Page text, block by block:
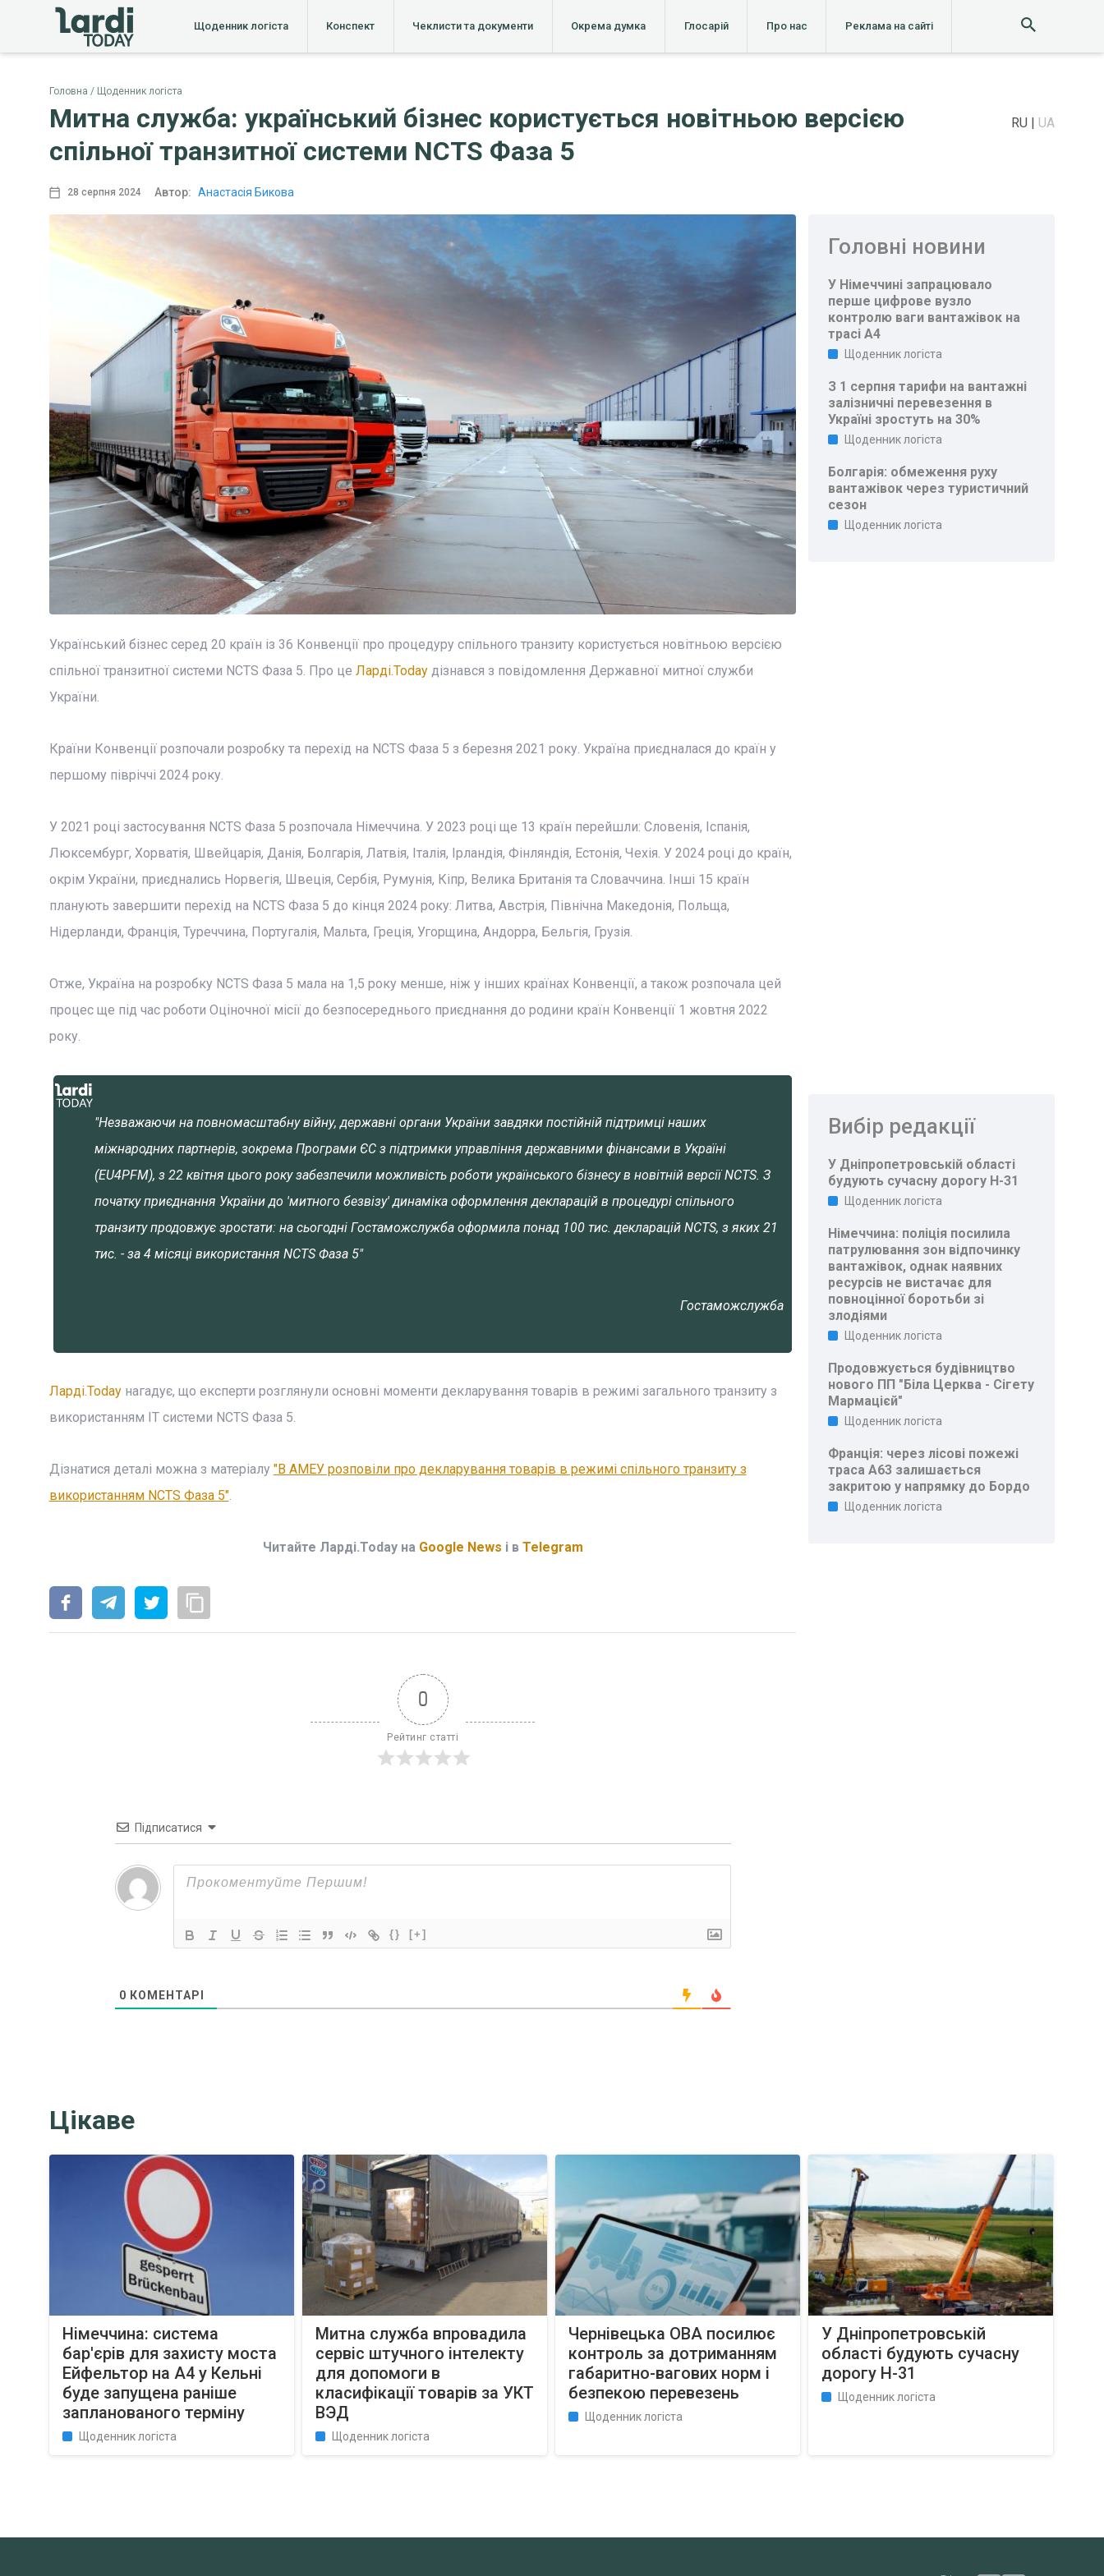
Щоденник логіста Конспект Чеклисти та документи Окрема думка Глосарій Про нас Реклама на сайті
Головна Щоденник логіста
Митна служба: український бізнес користується новітньою версією
спільної транзитної системи NCTS Фаза 5
RU UA
28 серпня 2024 Автор: Анастасія Бикова
Український бізнес серед 20 країн із 36 Конвенції про процедуру спільного транзиту користується новітньою версією
спільної транзитної системи NCTS Фаза 5. Про це Ларді.Todayдізнався з повідомлення Державної митної служби
України.
Країни Конвенції розпочали розробку та перехід на NCTS Фаза 5 з березня 2021 року. Україна приєдналася до країн у
першому півріччі 2024 року.
У 2021 році застосування NCTS Фаза 5 розпочала Німеччина. У 2023 році ще 13 країн перейшли: Словенія, Іспанія,
Люксембург, Хорватія, Швейцарія, Данія, Болгарія, Латвія, Італія, Ірландія, Фінляндія, Естонія, Чехія. У 2024 році до країн,
окрім України, приєднались Норвегія, Швеція, Сербія, Румунія, Кіпр, Велика Британія та Словаччина. Інші 15 країн
планують завершити перехід на NCTS Фаза 5 до кінця 2024 року: Литва, Австрія, Північна Македонія, Польща,
Нідерланди, Франція, Туреччина, Португалія, Мальта, Греція, Угорщина, Андорра, Бельгія, Грузія.
Отже, Україна на розробку NCTS Фаза 5 мала на 1,5 року менше, ніж у інших країнах Конвенції, а також розпочала цей
процес ще під час роботи Оціночної місії до безпосереднього приєднання до родини країн Конвенції 1 жовтня 2022
року.
"Незважаючи на повномасштабну війну, державні органи України завдяки постійній підтримці наших
міжнародних партнерів, зокрема Програми ЄС з підтримки управління державними фінансами в Україні
(EU4PFM), з 22 квітня цього року забезпечили можливість роботи українського бізнесу в новітній версії NCTS. З
початку приєднання України до 'митного безвізу' динаміка оформлення декларацій в процедурі спільного
транзиту продовжує зростати: на сьогодні Гостаможслужба оформила понад 100 тис. декларацій NCTS, з яких 21
тис. - за 4 місяці використання NCTS Фаза 5"
Гостаможслужба
Ларді.Todayнагадує, що експерти розглянули основні моменти декларування товарів в режимі загального транзиту з
використанням ІТ системи NCTS Фаза 5.
Дізнатися деталі можна з матеріалу "В АМЕУ розповіли про декларування товарів в режимі спільного транзиту з
використанням NCTS Фаза 5".
Читайте Ларді.Today на Google News і в Telegram
0
Рейтинг статті
Підписатися
{} [+]
0 КОМЕНТАРІ
Головні новини
У Німеччині запрацювало
перше цифрове вузло
контролю ваги вантажівок на
трасі A4
Щоденник логіста
З 1 серпня тарифи на вантажні
залізничні перевезення в
Україні зростуть на 30%
Щоденник логіста
Болгарія: обмеження руху
вантажівок через туристичний
сезон
Щоденник логіста
Вибір редакції
У Дніпропетровській області
будують сучасну дорогу Н-31
Щоденник логіста
Німеччина: поліція посилила
патрулювання зон відпочинку
вантажівок, однак наявних
ресурсів не вистачає для
повноцінної боротьби зі
злодіями
Щоденник логіста
Продовжується будівництво
нового ПП "Біла Церква - Сігету
Мармацієй"
Щоденник логіста
Франція: через лісові пожежі
траса A63 залишається
закритою у напрямку до Бордо
Щоденник логіста
Цікаве
Німеччина: система
бар'єрів для захисту моста
Ейфельтор на A4 у Кельні
буде запущена раніше
запланованого терміну
Щоденник логіста
Митна служба впровадила
сервіс штучного інтелекту
для допомоги в
класифікації товарів за УКТ
ВЭД
Щоденник логіста
Чернівецька ОВА посилює
контроль за дотриманням
габаритно-вагових норм і
безпекою перевезень
Щоденник логіста
У Дніпропетровській
області будують сучасну
дорогу Н-31
Щоденник логіста